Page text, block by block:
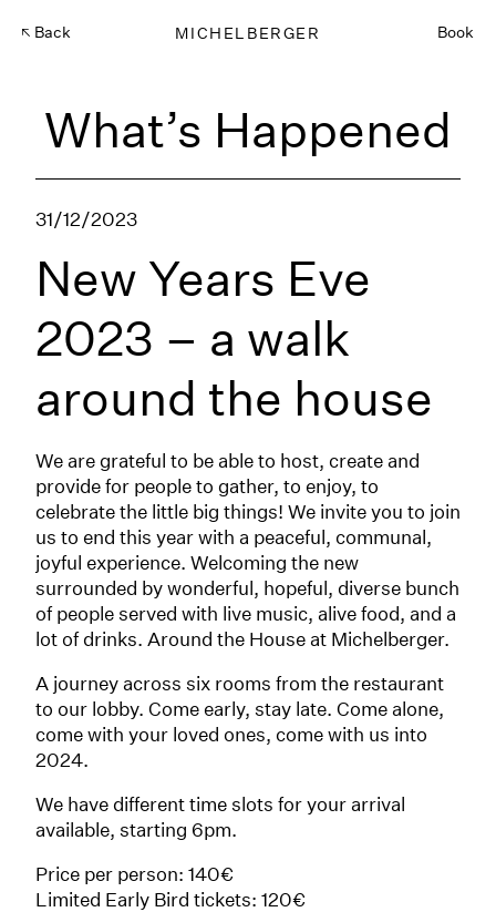
Back MICHELBERGER Book
What’s Happened
31/12/2023
New Years Eve
2023 – a walk
around the house
We are grateful to be able to host, create and
provide for people to gather, to enjoy, to
celebrate the little big things! We invite you to join
us to end this year with a peaceful, communal,
joyful experience. Welcoming the new
surrounded by wonderful, hopeful, diverse bunch
of people served with live music, alive food, and a
lot of drinks. Around the House at Michelberger.
A journey across six rooms from the restaurant
to our lobby. Come early, stay late. Come alone,
come with your loved ones, come with us into
2024.
We have different time slots for your arrival
available, starting 6pm.
Price per person: 140€
Limited Early Bird tickets: 120€